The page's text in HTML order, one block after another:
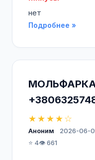
нет
Подробнее »
★★★★☆
Аноним
2026-06-
⭐ 4👁️ 661